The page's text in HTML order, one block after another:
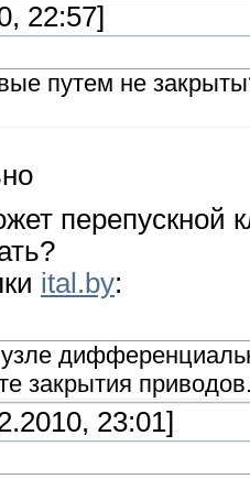
22:57]
путем не
перепускной
ital.by:
закрытия
23:01]